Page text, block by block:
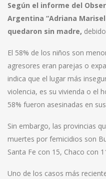
Según el informe del
Argentina “Adriana
quedaron sin madre,
El 58% de los niños son
agresores eran parejas o
indica que el lugar más
violencia, es su vivienda o el
58% fueron asesinadas en
Sin embargo, las provincias
muertes por femicidios son
Santa Fe con 15, Chaco con
Uno de los casos más